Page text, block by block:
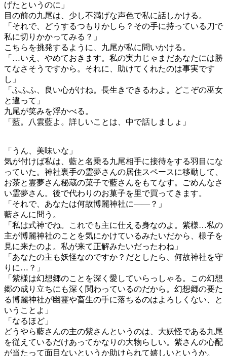
げたというのに」
目の前の九尾は、少し不満げな声色で私に話しかける。
「それで、どうするつもりかしら？その手に持っている刀で
私に切りかかってみる？」
こちらを挑発するように、九尾が私に問いかける。
「…いえ、やめておきます。私の実力じゃまだあなたには勝
てなさそうですから。それに、助けてくれたのは事実です
し」
「ふふふ、良い心がけね。長生きできるわよ。どこぞの巫女
と違って」
九尾が笑みを浮かべる。
「藍。八雲藍よ。詳しいことは、中で話しましょ」
「うん、美味いな」
気が付けば私は、藍と名乗る九尾相手に接待をする羽目にな
っていた。神社裏手の霊夢さんの居住スペースに移動して、
お茶と霊夢さん秘蔵の菓子で藍さんをもてなす。ごめんなさ
い霊夢さん。後で代わりのお菓子を里で買ってきます。
「それで、あなたは何故博麗神社に――？」
藍さんに問う。
「私は式神でね。これでも主に仕える身なのよ。紫様…私の
主が博麗神社のことを気にかけているみたいだから、様子を
見に来たのよ。私が来て正解みたいだったわね」
「あなたの主も妖怪なのですか？だとしたら、何故神社を守
りに…？」
「紫様は幻想郷のことを深く愛していらっしゃる。この幻想
郷の成り立ちにも深く関わっているのだから。幻想郷の要た
る博麗神社が幽霊や畜生の手に落ちるのはよろしくない、と
いうことよ」
「なるほど」
どうやら藍さんの主の紫さんというのは、大妖怪である九尾
を従えているだけあってかなりの大物らしい。紫さんの心配
が当たって面目ないというか助けられて嬉しいというか。